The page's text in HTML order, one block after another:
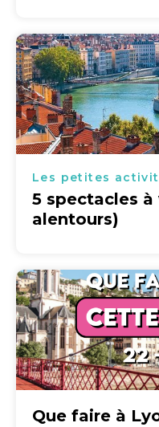
Les petites
5 spectacles à
alentours)
Que faire à